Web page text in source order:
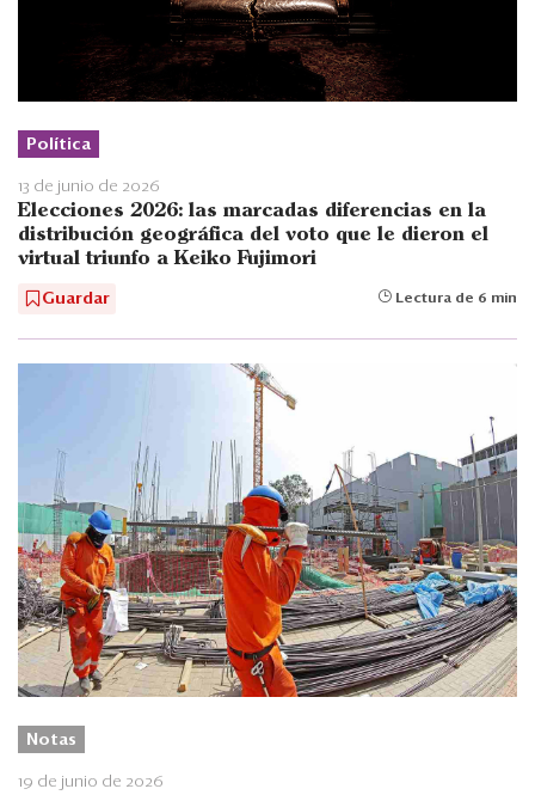
Política
13 de junio de 2026
Elecciones 2026: las marcadas diferencias en la
distribución geográfica del voto que le dieron el
virtual triunfo a Keiko Fujimori
Guardar Lectura de 6 min
Notas
19 de junio de 2026